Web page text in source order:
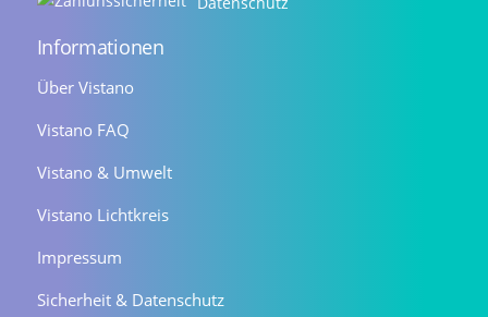
Informationen
Über Vistano
Vistano FAQ
Vistano & Umwelt
Vistano Lichtkreis
Impressum
Sicherheit & Datenschutz